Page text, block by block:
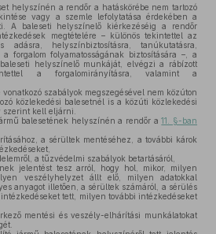
helyszínén a rendőr a hatáskörébe nem tartozó
vagy a szemle lefolytatása érdekében a
A baleseti helyszínelő kiérkezéséig a rendőr
megtételére – különös tekintettel az
adásra, helyszínbiztosításra, tanúkutatásra,
forgalom folyamatosságának biztosítására –, a
helyszínelő munkáját, elvégzi a rábízott
a forgalomirányításra, valamint a
szabályok megszegésével nem közúton
közlekedési balesetnél is a közúti közlekedési
szerint kell eljárni.
balesetének helyszínén a rendőr a11. §-ban
a sérültek mentéséhez, a további károk
a tűzvédelmi szabályok betartásáról,
jelentést tesz arról, hogy hol, mikor, milyen
veszélyhelyzet állt elő, milyen adatokkal
anyagot illetően, a sérültek számáról, a sérülés
tett, milyen további intézkedéseket
mentési és veszély-elhárítási munkálatokat